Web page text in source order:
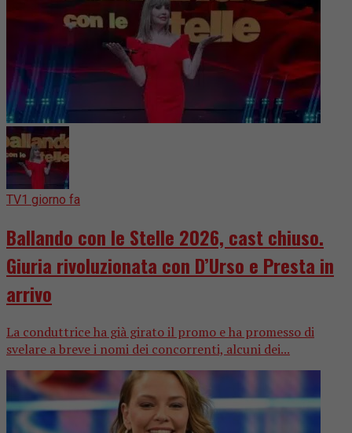
TV1 giorno fa
Ballando con le Stelle 2026, cast chiuso.
Giuria rivoluzionata con D’Urso e Presta in
arrivo
La conduttrice ha già girato il promo e ha promesso di
svelare a breve i nomi dei concorrenti, alcuni dei...